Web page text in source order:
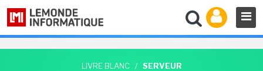
LIVRE BLANC / SERVEUR